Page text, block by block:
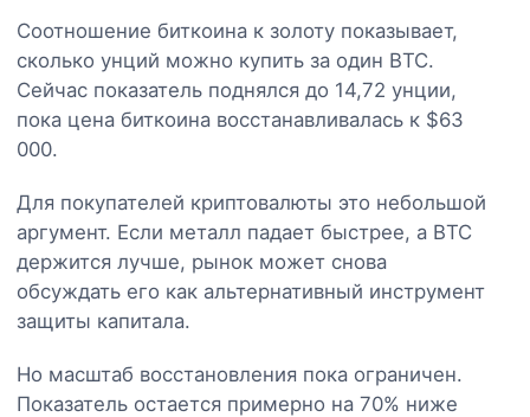
Соотношение биткоина к золоту показывает,
сколько унций можно купить за один BTC.
Сейчас показатель поднялся до 14,72 унции,
пока цена биткоина восстанавливалась к $63
000.
Для покупателей криптовалюты это небольшой
аргумент. Если металл падает быстрее, а BTC
держится лучше, рынок может снова
обсуждать его как альтернативный инструмент
защиты капитала.
Но масштаб восстановления пока ограничен.
Показатель остается примерно на 70% ниже